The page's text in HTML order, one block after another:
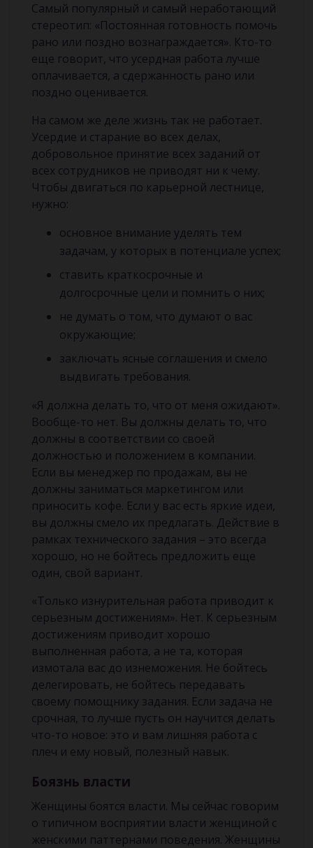
Самый популярный и самый неработающий
стереотип: «Постоянная готовность помочь
рано или поздно вознаграждается». Кто-то
еще говорит, что усердная работа лучше
оплачивается, а сдержанность рано или
поздно оценивается.
На самом же деле жизнь так не работает.
Усердие и старание во всех делах,
добровольное принятие всех заданий от
всех сотрудников не приводят ни к чему.
Чтобы двигаться по карьерной лестнице,
нужно:
основное внимание уделять тем
задачам, у которых в потенциале успех;
ставить краткосрочные и
долгосрочные цели и помнить о них;
не думать о том, что думают о вас
окружающие;
заключать ясные соглашения и смело
выдвигать требования.
«Я должна делать то, что от меня ожидают».
Вообще-то нет. Вы должны делать то, что
должны в соответствии со своей
должностью и положением в компании.
Если вы менеджер по продажам, вы не
должны заниматься маркетингом или
приносить кофе. Если у вас есть яркие идеи,
вы должны смело их предлагать. Действие в
рамках технического задания – это всегда
хорошо, но не бойтесь предложить еще
один, свой вариант.
«Только изнурительная работа приводит к
серьезным достижениям». Нет. К серьезным
достижениям приводит хорошо
выполненная работа, а не та, которая
измотала вас до изнеможения. Не бойтесь
делегировать, не бойтесь передавать
своему помощнику задания. Если задача не
срочная, то лучше пусть он научится делать
что-то новое: это и вам лишняя работа с
плеч и ему новый, полезный навык.
Боязнь власти
Женщины боятся власти. Мы сейчас говорим
о типичном восприятии власти женщиной с
женскими паттернами поведения. Женщины